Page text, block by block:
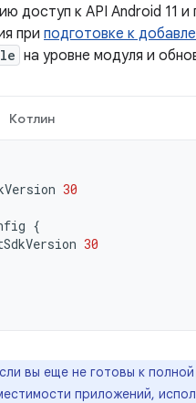
доступ к API Android 11
при подготовке к
на уровне модуля и
Котлин
30
{
30
вы еще не готовы к
приложений,